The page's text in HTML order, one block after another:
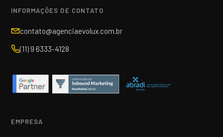
INFORMAÇÕES DE CONTATO
contato@agenciaevolux.com.br
(11) 9 6333-4128
EMPRESA